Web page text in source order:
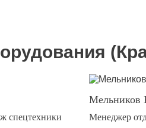
спецтехники
Мельников
Менеджер